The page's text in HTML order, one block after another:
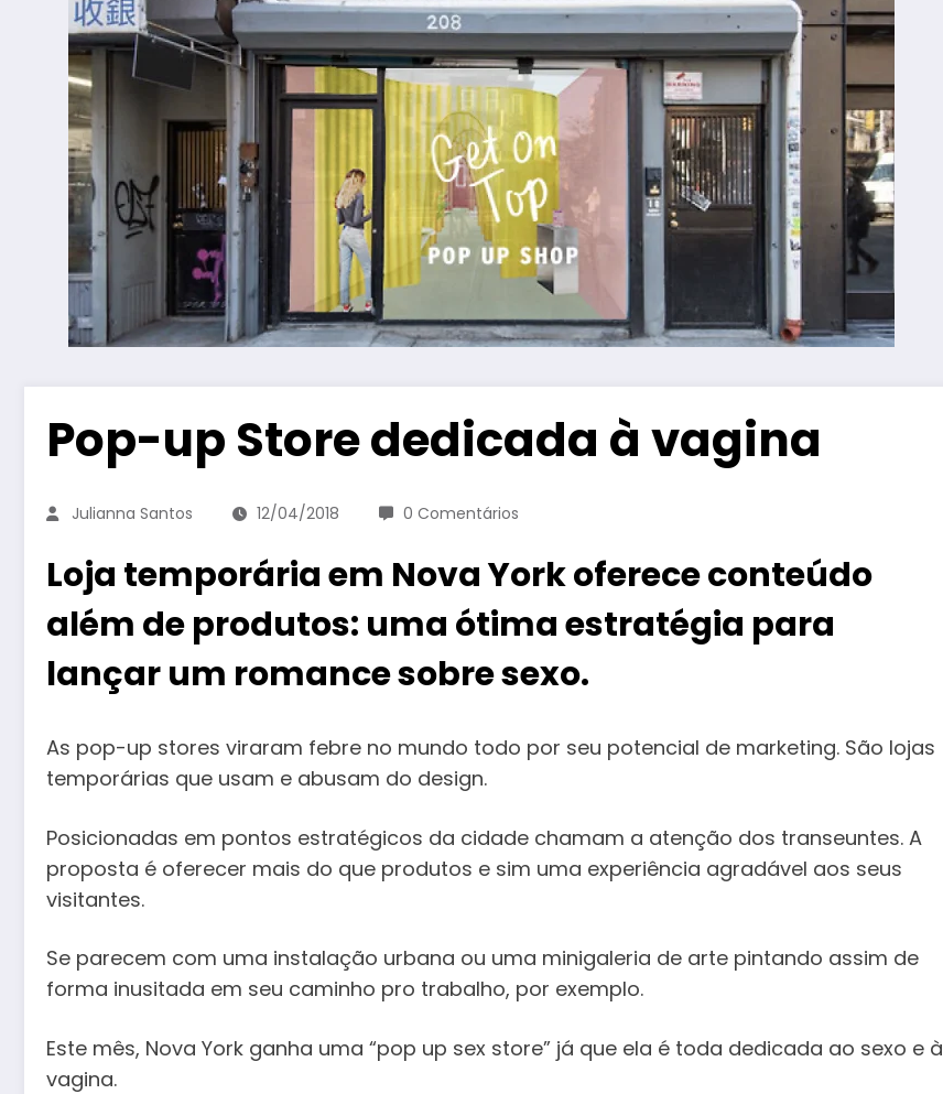
Pop-up Store dedicada à vagina
Julianna Santos 12/04/2018 0 Comentários
Loja temporária em Nova York oferece conteúdo
além de produtos: uma ótima estratégia para
lançar um romance sobre sexo.
As pop-up stores viraram febre no mundo todo por seu potencial de marketing. São lojas
temporárias que usam e abusam do design.
Posicionadas em pontos estratégicos da cidade chamam a atenção dos transeuntes. A
proposta é oferecer mais do que produtos e sim uma experiência agradável aos seus
visitantes.
Se parecem com uma instalação urbana ou uma minigaleria de arte pintando assim de
forma inusitada em seu caminho pro trabalho, por exemplo.
Este mês, Nova York ganha uma “pop up sex store” já que ela é toda dedicada ao sexo e à
vagina.